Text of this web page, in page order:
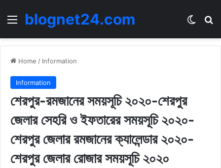
Menublognet24.com
Home / Information
Information
শেরপুর-রমজানের সময়সূচি ২০২০-শেরপুর
জেলার সেহরি ও ইফতারের সময়সূচি ২০২০-
শেরপুর জেলার রমজানের ক্যালেন্ডার ২০২০-
শেরপুর জেলার রোজার সময়সূচি ২০২০